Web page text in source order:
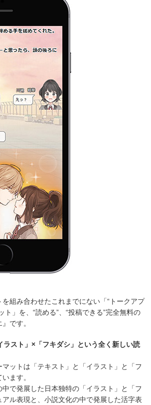
組み合わせたこれまでにない「“トークアプ
ト」を、“読める”、“投稿できる”完全無料の
です。
ラスト」×「フキダシ」という全く新しい読
マットは「テキスト」と「イラスト」と「フ
ます。
中で発展した日本独特の「イラスト」と「フ
ル表現と、小説文化の中で発展した活字表